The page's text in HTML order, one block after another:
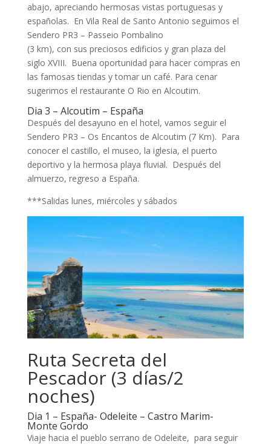
abajo, apreciando hermosas vistas portuguesas y
españolas. En Vila Real de Santo Antonio seguimos el
Sendero PR3 – Passeio Pombalino
(3 km), con sus preciosos edificios y gran plaza del
siglo XVIII. Buena oportunidad para hacer compras en
las famosas tiendas y tomar un café. Para cenar
sugerimos el restaurante O Rio en Alcoutim.
Dia 3 – Alcoutim – España
Después del desayuno en el hotel, vamos seguir el
Sendero PR3 – Os Encantos de Alcoutim (7 Km). Para
conocer el castillo, el museo, la iglesia, el puerto
deportivo y la hermosa playa fluvial. Después del
almuerzo, regreso a España.
***Salidas lunes, miércoles y sábados
Ruta Secreta del
Pescador (3 días/2
noches)
Dia 1 – España- Odeleite – Castro Marim-
Monte Gordo
Viaje hacia el pueblo serrano de Odeleite, para seguir